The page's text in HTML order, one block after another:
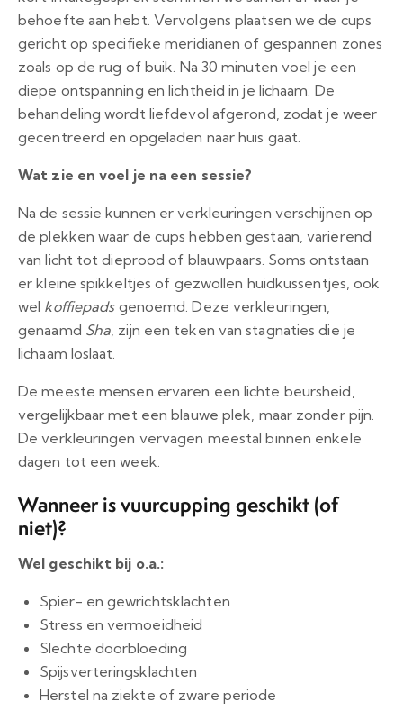
behoefte aan hebt. Vervolgens plaatsen we de cups
gericht op specifieke meridianen of gespannen zones
zoals op de rug of buik. Na 30 minuten voel je een
diepe ontspanning en lichtheid in je lichaam. De
behandeling wordt liefdevol afgerond, zodat je weer
gecentreerd en opgeladen naar huis gaat.
Wat zie en voel je na een sessie?
Na de sessie kunnen er verkleuringen verschijnen op
de plekken waar de cups hebben gestaan, variërend
van licht tot dieprood of blauwpaars. Soms ontstaan
er kleine spikkeltjes of gezwollen huidkussentjes, ook
wel koffiepadsgenoemd. Deze verkleuringen,
genaamd Sha , zijn een teken van stagnaties die je
lichaam loslaat.
De meeste mensen ervaren een lichte beursheid,
vergelijkbaar met een blauwe plek, maar zonder pijn.
De verkleuringen vervagen meestal binnen enkele
dagen tot een week.
Wanneer is vuurcupping geschikt (of
niet)?
Wel geschikt bij o.a.:
Spier- en gewrichtsklachten
Stress en vermoeidheid
Slechte doorbloeding
Spijsverteringsklachten
Herstel na ziekte of zware periode